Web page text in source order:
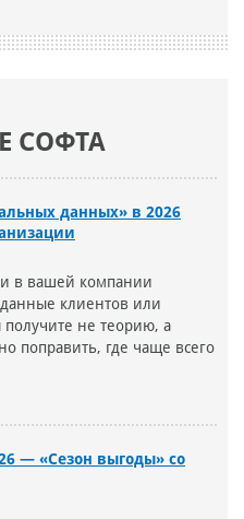
СОФТА
данных» в 2026
в вашей компании
клиентов или
не теорию, а
поправить, где чаще всего
— «Сезон выгоды» со